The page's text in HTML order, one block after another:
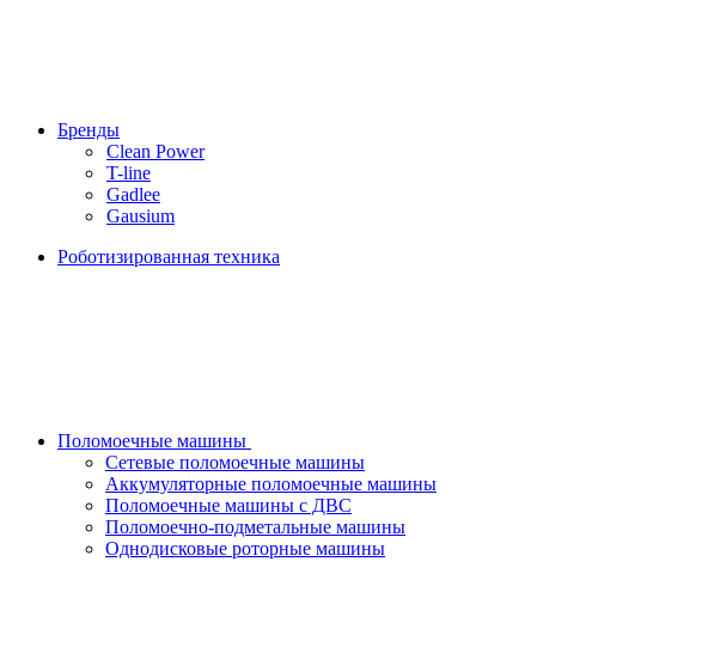
Бренды
Clean Power
T-line
Gadlee
Gausium
Роботизированная техника
Поломоечные машины
Сетевые поломоечные машины
Аккумуляторные поломоечные машины
Поломоечные машины с ДВС
Поломоечно-подметальные машины
Однодисковые роторные машины